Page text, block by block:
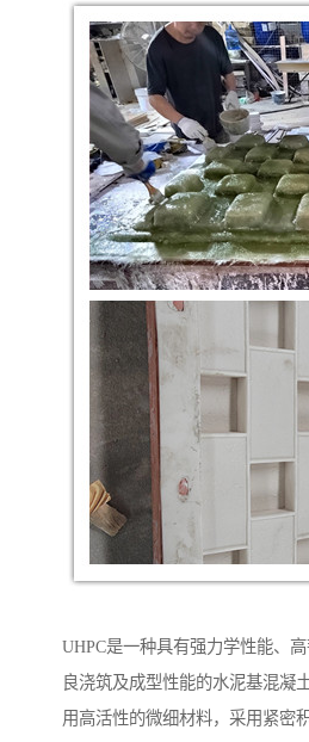
UHPC是一种具有强力学性能、
良浇筑及成型性能的水泥基混凝
用高活性的微细材料，采用紧密